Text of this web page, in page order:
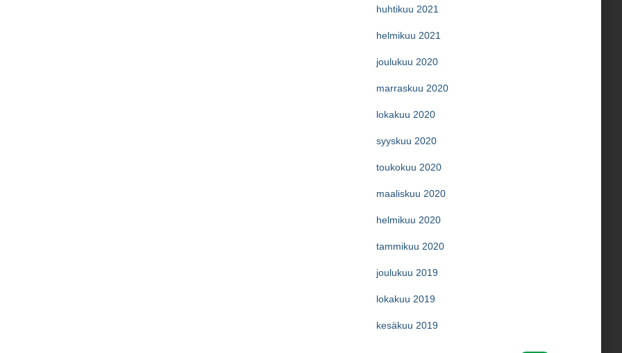
huhtikuu 2021
helmikuu 2021
joulukuu 2020
marraskuu 2020
lokakuu 2020
syyskuu 2020
toukokuu 2020
maaliskuu 2020
helmikuu 2020
tammikuu 2020
joulukuu 2019
lokakuu 2019
kesäkuu 2019